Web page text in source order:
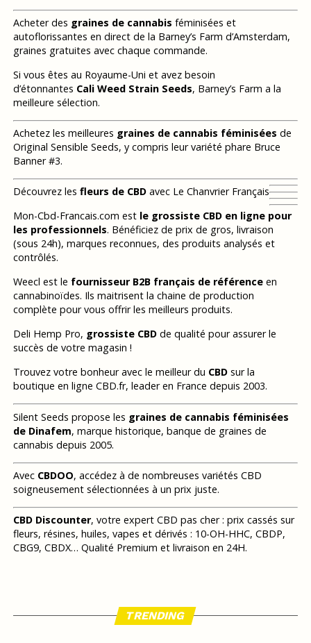
Acheter des graines de cannabis féminisées et
autoflorissantes en direct de la Barney’s Farm d’Amsterdam,
graines gratuites avec chaque commande.
Si vous êtes au Royaume-Uni et avez besoin
d’étonnantes Cali Weed Strain Seeds, Barney’s Farm a la
meilleure sélection.
Achetez les meilleures graines de cannabis féminisées de
Original Sensible Seeds, y compris leur variété phare Bruce
Banner #3.
Découvrez les fleurs de CBDavec Le Chanvrier Français
Mon-Cbd-Francais.com est le grossiste CBD en ligne pour
les professionnels. Bénéficiez de prix de gros, livraison
(sous 24h), marques reconnues, des produits analysés et
contrôlés.
Weecl est le fournisseur B2B français de référenceen
cannabinoïdes. Ils maitrisent la chaine de production
complète pour vous offrir les meilleurs produits.
Deli Hemp Pro, grossiste CBDde qualité pour assurer le
succès de votre magasin !
Trouvez votre bonheur avec le meilleur du CBDsur la
boutique en ligne CBD.fr, leader en France depuis 2003.
Silent Seeds propose les graines de cannabis féminisées
de Dinafem, marque historique, banque de graines de
cannabis depuis 2005.
Avec CBDOO, accédez à de nombreuses variétés CBD
soigneusement sélectionnées à un prix juste.
CBD Discounter, votre expert CBD pas cher : prix cassés sur
fleurs, résines, huiles, vapes et dérivés : 10-OH-HHC, CBDP,
CBG9, CBDX… Qualité Premium et livraison en 24H.
TRENDING